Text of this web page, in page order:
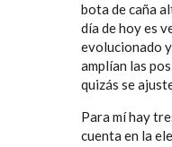
bota de caña
día de hoy es
evolucionado
amplían las
quizás se
Para mí hay
cuenta en la